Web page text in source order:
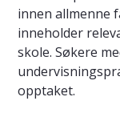
innen allmenne
inneholder
skole. Søkere
opptaket.